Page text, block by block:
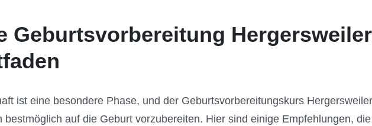
Geburtsvorbereitung
ist eine besondere Phase, und der Geburtsvorbereitungskurs
bestmöglich auf die Geburt vorzubereiten. Hier sind einige Empfehlungen,